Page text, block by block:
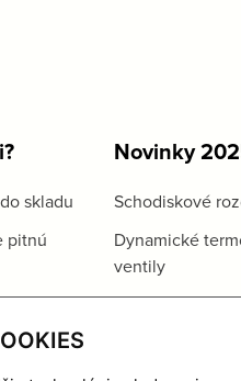
skladu
pitnú
Novinky
Schodiskové
Dynamické
ventily